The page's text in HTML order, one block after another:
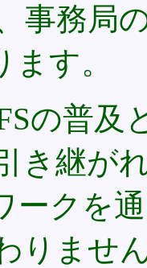
事務局
す。
の普及
き継が
ークを
りませ